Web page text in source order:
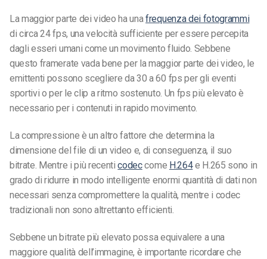
La maggior parte dei video ha unafrequenza dei fotogrammi
di circa 24 fps, una velocità sufficiente per essere percepita
dagli esseri umani come un movimento fluido. Sebbene
questo framerate vada bene per la maggior parte dei video, le
emittenti possono scegliere da 30 a 60 fps per gli eventi
sportivi o per le clip a ritmo sostenuto. Un fps più elevato è
necessario per i contenuti in rapido movimento.
La compressione è un altro fattore che determina la
dimensione del file di un video e, di conseguenza, il suo
bitrate. Mentre i più recenticodeccome H.264e H.265 sono in
grado di ridurre in modo intelligente enormi quantità di dati non
necessari senza compromettere la qualità, mentre i codec
tradizionali non sono altrettanto efficienti.
Sebbene un bitrate più elevato possa equivalere a una
maggiore qualità dell’immagine, è importante ricordare che